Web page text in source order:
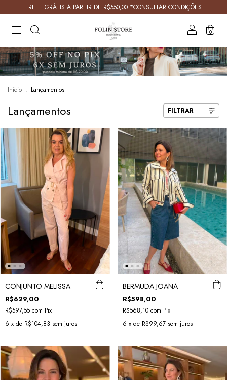
FRETE GRÁTIS A PARTIR DE R$550,00 *CONSULTAR CONDIÇÕES
0
Início . Lançamentos
Lançamentos FILTRAR
CONJUNTO MELISSA
R$629,00
R$597,55 com Pix
6 x de R$104,83 sem juros
BERMUDA JOANA
R$598,00
R$568,10 com Pix
6 x de R$99,67 sem juros